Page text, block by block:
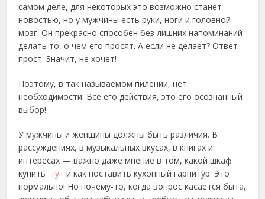
самом деле, для некоторых это возможно станет
новостью, но у мужчины есть руки, ноги и головной
мозг. Он прекрасно способен без лишних напоминаний
делать то, о чем его просят. А если не делает? Ответ
прост. Значит, не хочет!
Поэтому, в так называемом пилении, нет
необходимости. Все его действия, это его осознанный
выбор!
У мужчины и женщины должны быть различия. В
рассуждениях, в музыкальных вкусах, в книгах и
интересах — важно даже мнение в том, какой шкаф
купить тут и как поставить кухонный гарнитур. Это
нормально! Но почему-то, когда вопрос касается быта,